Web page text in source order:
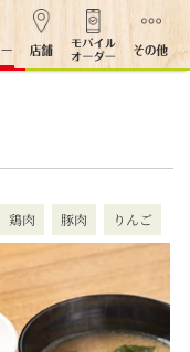
鶏肉 豚肉 りんご